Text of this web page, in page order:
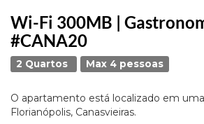
Wi-Fi 300MB |
#CANA20
2 Quartos Max 4 pessoas
O apartamento está localizado em
Florianópolis, Canasvieiras.